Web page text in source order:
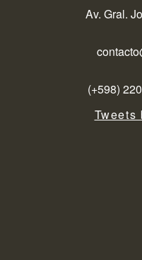
Av. Gral.
(+598)
Tweets